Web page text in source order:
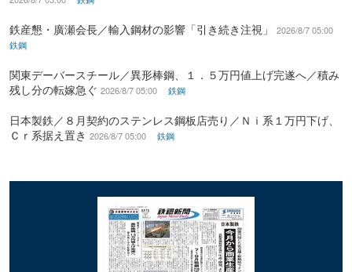
鉄産懇・廣瀬会長／輸入鋼材の影響「引き続き注視」
2026/8/7 05:00
鉄鋼
関東デーバースチール／異形棒鋼、１．５万円値上げ完遂へ／積み
残し分の転嫁急ぐ 2026/8/7 05:00 鉄鋼
日本製鉄／８月契約のステンレス鋼板店売り／Ｎｉ系１万円下げ、
Ｃｒ系据え置き 2026/8/7 05:00 鉄鋼